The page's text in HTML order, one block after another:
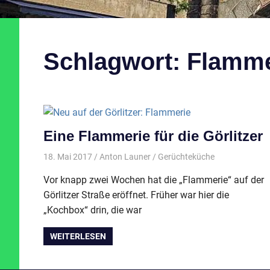
Schlagwort:
Eine Flammerie für die Görlitzer
18. Mai 2017 Anton Launer Gerüchteküche
Vor knapp zwei Wochen hat die „Flammerie“ auf der
Görlitzer Straße eröffnet. Früher war hier die
„Kochbox“ drin, die war
WEITERLESEN